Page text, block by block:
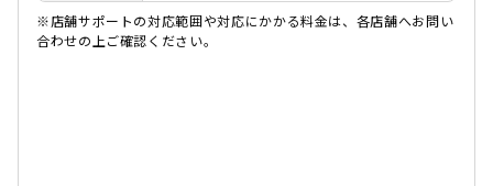
※店舗サポートの対応範囲や対応にかかる料金は、各店舗へお問い
合わせの上ご確認ください。